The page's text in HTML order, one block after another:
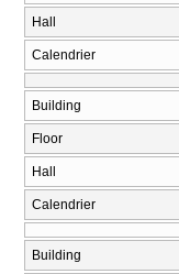
Hall
Calendrier
Building
Floor
Hall
Calendrier
Building